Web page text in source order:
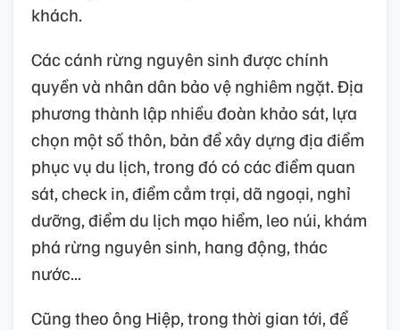
khách.
Các cánh rừng nguyên sinh được chính
quyền và nhân dân bảo vệ nghiêm ngặt. Địa
phương thành lập nhiều đoàn khảo sát, lựa
chọn một số thôn, bản để xây dựng địa điểm
phục vụ du lịch, trong đó có các điểm quan
sát, check in, điểm cắm trại, dã ngoại, nghỉ
dưỡng, điểm du lịch mạo hiểm, leo núi, khám
phá rừng nguyên sinh, hang động, thác
nước...
Cũng theo ông Hiệp, trong thời gian tới, để